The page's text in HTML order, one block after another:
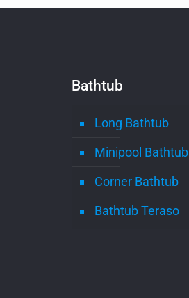
Bathtub
Long Bathtub
Minipool Bathtub
Corner Bathtub
Bathtub Teraso